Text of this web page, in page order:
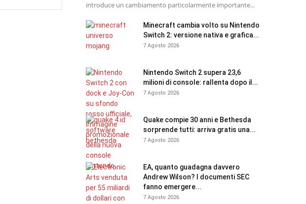
introduce un cambiamento particolarmente importante...
Minecraft cambia volto su Nintendo
Switch 2: versione nativa e grafica...
7 Agosto 2026
Nintendo Switch 2 supera 23,6
milioni di console: rallenta dopo il...
7 Agosto 2026
Quake compie 30 anni e Bethesda
sorprende tutti: arriva gratis una...
7 Agosto 2026
EA, quanto guadagna davvero
Andrew Wilson? I documenti SEC
fanno emergere...
7 Agosto 2026